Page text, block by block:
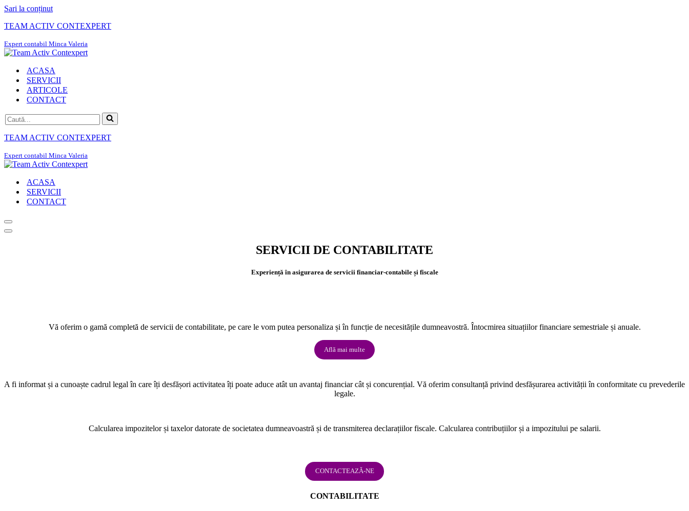
Sari la conținut
TEAM ACTIV CONTEXPERT
Expert contabil Minca Valeria
ACASA
SERVICII
ARTICOLE
CONTACT
Caută...
TEAM ACTIV CONTEXPERT
Expert contabil Minca Valeria
ACASA
SERVICII
CONTACT
Meniu
de
Meniu
SERVICII DE CONTABILITATE
Experiență în asigurarea de servicii financiar-contabile și fiscale
Vă oferim o gamă completă de servicii de contabilitate, pe care le vom putea personaliza și în funcție de necesitățile dumneavostră. Întocmirea situațiilor financiare semestriale și anuale.
Află mai multe
A fi informat și a cunoaște cadrul legal în care îți desfășori activitatea îți poate aduce atât un avantaj financiar cât și concurențial. Vă oferim consultanță privind desfășurarea activității în conformitate cu prevederile
legale.
Calcularea impozitelor și taxelor datorate de societatea dumneavoastră și de transmiterea declarațiilor fiscale. Calcularea contribuțiilor și a impozitului pe salarii.
CONTACTEAZĂ-NE
CONTABILITATE